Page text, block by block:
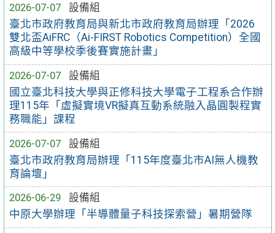
2026-07-07
設備組
臺北市政府教育局與新北市政府教育局辦理「2026
雙北盃AiFRC（Ai-FIRST Robotics Competition）全國
高級中等學校季後賽實施計畫」
2026-07-07
設備組
國立臺北科技大學與正修科技大學電子工程系合作辦
理115年「虛擬實境VR擬真互動系統融入晶圓製程實
務職能」課程
2026-07-07
設備組
臺北市政府教育局辦理「115年度臺北市AI無人機教
育論壇」
2026-06-29
設備組
中原大學辦理「半導體量子科技探索營」暑期營隊